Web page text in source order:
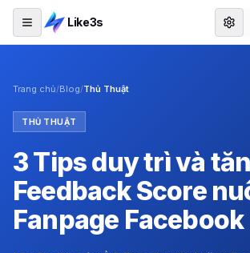
Like3s
Trang chủ/Blog/Thủ Thuật
THỦ THUẬT
3 Tips duy trì và
Feedback Score
Fanpage Facebook